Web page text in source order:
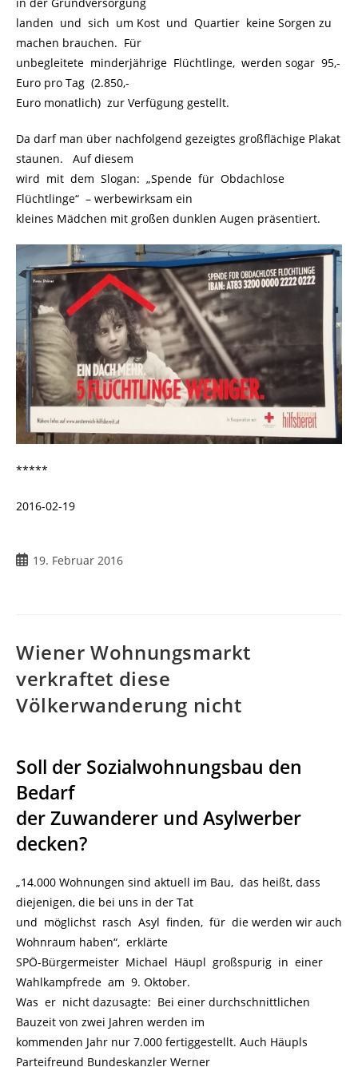
in der Grundversorgung
landen und sich um Kost und Quartier keine Sorgen zu
machen brauchen. Für
unbegleitete minderjährige Flüchtlinge, werden sogar 95,-
Euro pro Tag (2.850,-
Euro monatlich) zur Verfügung gestellt.
Da darf man über nachfolgend gezeigtes großflächige Plakat
staunen. Auf diesem
wird mit dem Slogan: „Spende für Obdachlose
Flüchtlinge“ – werbewirksam ein
kleines Mädchen mit großen dunklen Augen präsentiert.
*****
2016-02-19
19. Februar 2016
Wiener Wohnungsmarkt
verkraftet diese
Völkerwanderung nicht
Soll der Sozialwohnungsbau den
Bedarf
der Zuwanderer und Asylwerber
decken?
„14.000 Wohnungen sind aktuell im Bau, das heißt, dass
diejenigen, die bei uns in der Tat
und möglichst rasch Asyl finden, für die werden wir auch
Wohnraum haben“, erklärte
SPÖ-Bürgermeister Michael Häupl großspurig in einer
Wahlkampfrede am 9. Oktober.
Was er nicht dazusagte: Bei einer durchschnittlichen
Bauzeit von zwei Jahren werden im
kommenden Jahr nur 7.000 fertiggestellt. Auch Häupls
Parteifreund Bundeskanzler Werner